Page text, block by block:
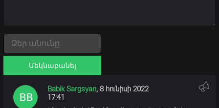
Մեկնաբանել
Babik Sargsyan, 8 հունիսի 2022
17:41